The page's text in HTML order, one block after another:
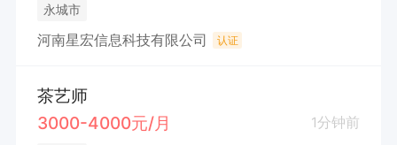
永城市
河南星宏信息科技有限公司 认证
茶艺师
3000-4000元/月
1分钟前